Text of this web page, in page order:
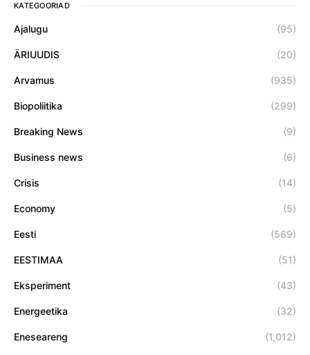
KATEGOORIAD
Ajalugu (95)
ÄRIUUDIS (20)
Arvamus (935)
Biopoliitika (299)
Breaking News (9)
Business news (6)
Crisis (14)
Economy (5)
Eesti (569)
EESTIMAA (51)
Eksperiment (43)
Energeetika (32)
Eneseareng (1,012)